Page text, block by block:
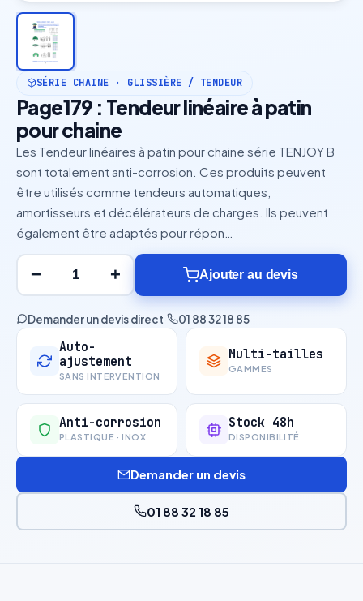
SÉRIE CHAINE · GLISSIÈRE / TENDEUR
Page179 : Tendeur linéaire à patin
pour chaine
Les Tendeur linéaires à patin pour chaine série TENJOY B
sont totalement anti-corrosion. Ces produits peuvent
être utilisés comme tendeurs automatiques,
amortisseurs et décélérateurs de charges. Ils peuvent
également être adaptés pour répon…
− + Ajouter au devis
Demander un devis direct· 01 88 32 18 85
Auto-
ajustement
SANS INTERVENTION
Multi-tailles
GAMMES
Anti-corrosion
PLASTIQUE · INOX
Stock 48h
DISPONIBILITÉ
Demander un devis
01 88 32 18 85